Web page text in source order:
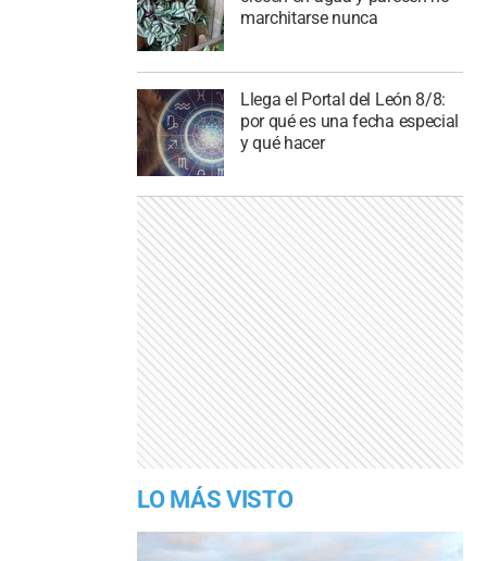
marchitarse nunca
Llega el Portal del León 8/8:
por qué es una fecha especial
y qué hacer
LO MÁS VISTO